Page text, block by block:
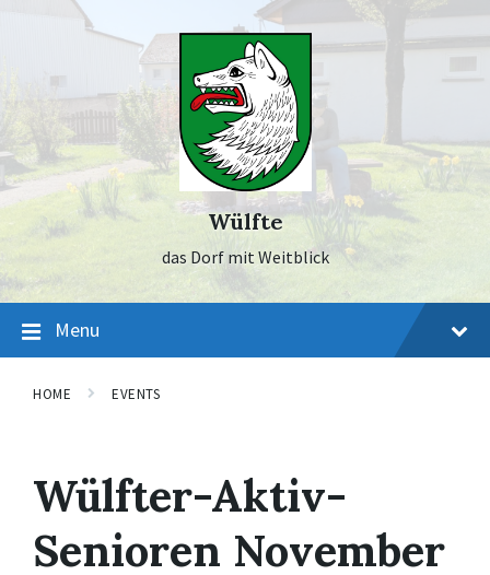
Wülfte
das Dorf mit Weitblick
Menu
HOME EVENTS
Wülfter-Aktiv-
Senioren November